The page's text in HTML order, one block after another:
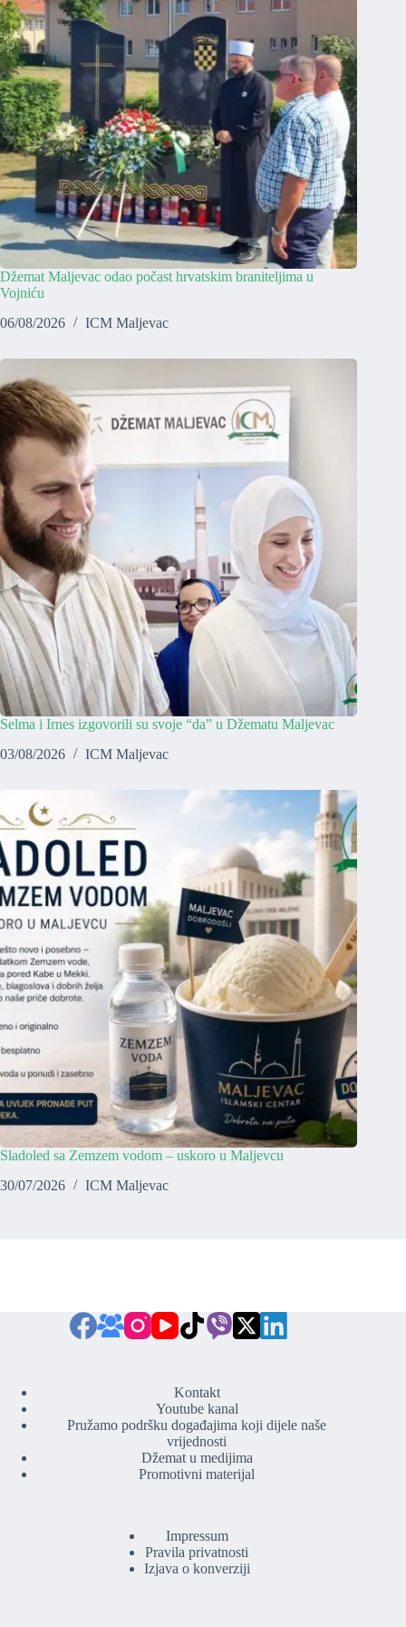
Džemat Maljevac odao počast hrvatskim braniteljima u
Vojniću
06/08/2026
ICM Maljevac
Selma i Irnes izgovorili su svoje “da” u Džematu Maljevac
03/08/2026
ICM Maljevac
Sladoled sa Zemzem vodom – uskoro u Maljevcu
30/07/2026
ICM Maljevac
Kontakt
Youtube kanal
Pružamo podršku događajima koji dijele naše
vrijednosti
Džemat u medijima
Promotivni materijal
Impressum
Pravila privatnosti
Izjava o konverziji